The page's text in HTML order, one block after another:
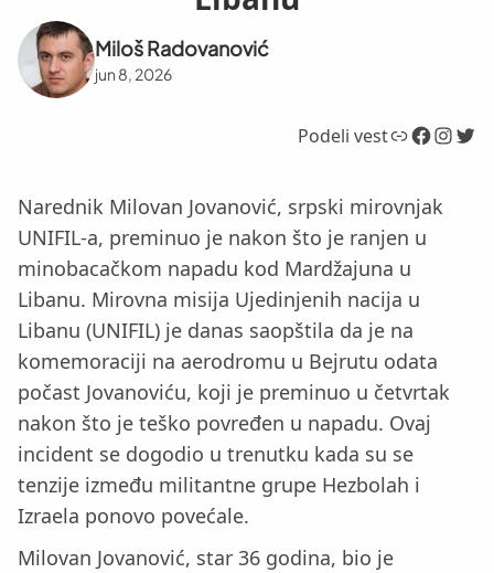
Miloš Radovanović
jun 8, 2026
Podeli vestLink Facebook InstagramTwitter
Narednik Milovan Jovanović, srpski mirovnjak
UNIFIL-a, preminuo je nakon što je ranjen u
minobacačkom napadu kod Mardžajuna u
Libanu. Mirovna misija Ujedinjenih nacija u
Libanu (UNIFIL) je danas saopštila da je na
komemoraciji na aerodromu u Bejrutu odata
počast Jovanoviću, koji je preminuo u četvrtak
nakon što je teško povređen u napadu. Ovaj
incident se dogodio u trenutku kada su se
tenzije između militantne grupe Hezbolah i
Izraela ponovo povećale.
Milovan Jovanović, star 36 godina, bio je